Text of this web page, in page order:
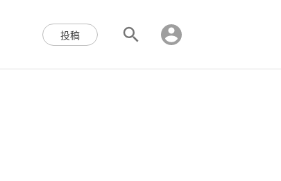
,Web3,分布式,操作系
投稿